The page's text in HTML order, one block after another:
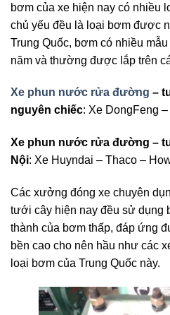
bơm của xe hiện nay có nhiều
chủ yếu đều là loại bơm được
Trung Quốc, bơm có nhiều
năm và thường được lắp trên
Xe phun nước rửa đường –
nguyên chiếc: Xe DongFeng
Xe phun nước rửa đường –
Nội: Xe Huyndai – Thaco –
Các xưởng đóng xe chuyên
tưới cây hiện nay đều sử dụng
thành của bơm thấp, đáp ứng
bền cao cho nên hầu như các
loại bơm của Trung Quốc này.